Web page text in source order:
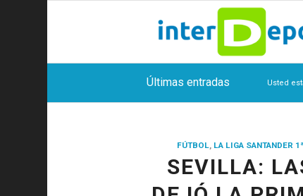
Últimas entradas Usted
FÚTBOL, LA LIGA SANTANDER
SEVILLA: